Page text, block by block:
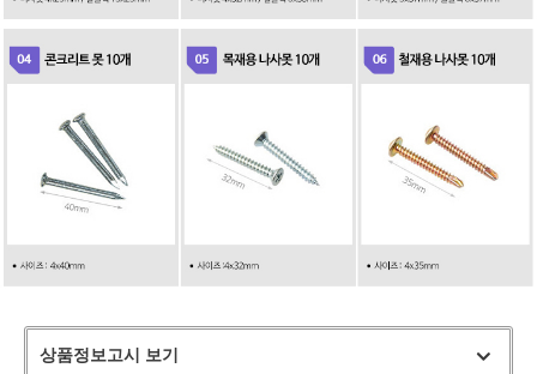
상품정보고시 보기